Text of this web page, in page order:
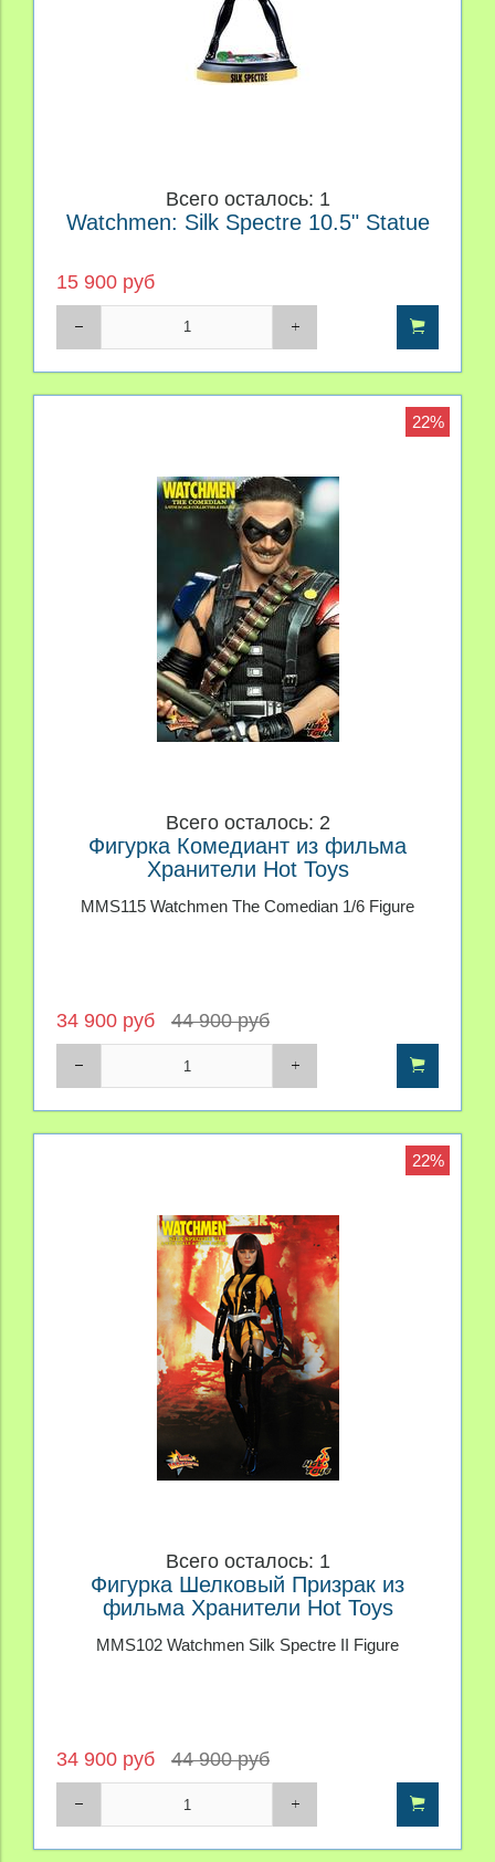
Всего осталось: 1
Watchmen: Silk Spectre 10.5" Statue
15 900 руб
22%
Всего осталось: 2
Фигурка Комедиант из фильма
Хранители Hot Toys
MMS115 Watchmen The Comedian 1/6 Figure
34 900 руб 44 900 руб
22%
Всего осталось: 1
Фигурка Шелковый Призрак из
фильма Хранители Hot Toys
MMS102 Watchmen Silk Spectre II Figure
34 900 руб 44 900 руб